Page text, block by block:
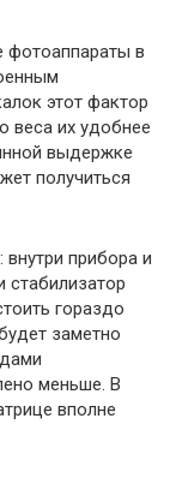
фотоаппараты в
этот фактор
веса их удобнее
выдержке
получиться
прибора и
стабилизатор
гораздо
заметно
меньше. В
вполне